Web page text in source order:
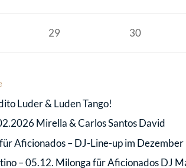
29 30
Luder & Luden Tango!
Mirella & Carlos Santos David
Aficionados – DJ-Line-up im Dezember
– 05.12. Milonga für Aficionados DJ